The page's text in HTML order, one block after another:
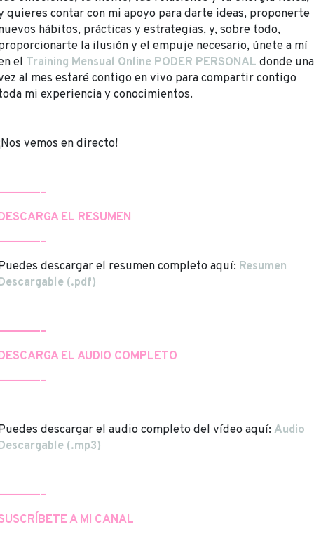
quieres contar con mi apoyo para darte ideas, proponerte
hábitos, prácticas y estrategias, y, sobre todo,
la ilusión y el empuje necesario, únete a mí
el Training Mensual Online PODER PERSONAL donde una
al mes estaré contigo en vivo para compartir contigo
mi experiencia y conocimientos.
vemos en directo!
EL RESUMEN
descargar el resumen completo aquí: Resumen
(.pdf)
EL AUDIO COMPLETO
descargar el audio completo del vídeo aquí: Audio
(.mp3)
A MI CANAL